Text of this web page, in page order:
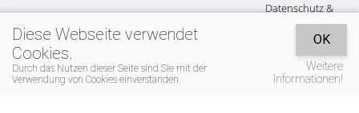
Datenschutz &
Cookies
Diese Webseite verwendet
Cookies.
Durch das Nutzen dieser Seite sind Sie mit der
Verwendung von Cookies einverstanden.
OK
Weitere
Informationen!